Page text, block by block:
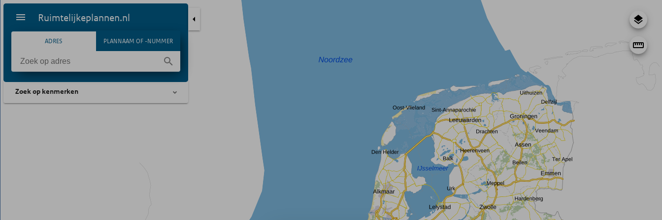
Ruimtelijkeplannen.nl
ADRES PLANNAAM OF -NUMMER
Zoek op kenmerken